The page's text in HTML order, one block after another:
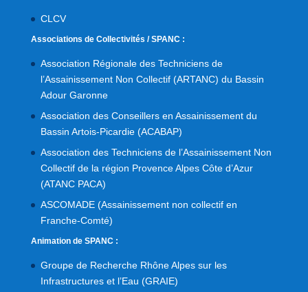
CLCV
Associations de Collectivités / SPANC :
Association Régionale des Techniciens de
l’Assainissement Non Collectif (ARTANC) du Bassin
Adour Garonne
Association des Conseillers en Assainissement du
Bassin Artois-Picardie (ACABAP)
Association des Techniciens de l’Assainissement Non
Collectif de la région Provence Alpes Côte d’Azur
(ATANC PACA)
ASCOMADE (Assainissement non collectif en
Franche-Comté)
Animation de SPANC :
Groupe de Recherche Rhône Alpes sur les
Infrastructures et l’Eau (GRAIE)